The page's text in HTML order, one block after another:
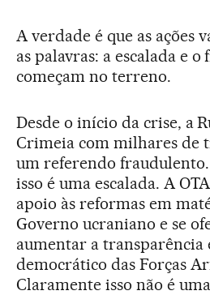
A verdade é que as ações
as palavras: a escalada e o
começam no terreno.
Desde o início da crise, a
Crimeia com milhares de
um referendo
isso é uma escalada. A
apoio às reformas em
Governo ucraniano e se
aumentar a transparência
democrático das Forças
Claramente isso não é